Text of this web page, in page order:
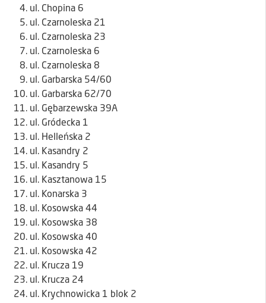
ul. Chopina 6
ul. Czarnoleska 21
ul. Czarnoleska 23
ul. Czarnoleska 6
ul. Czarnoleska 8
ul. Garbarska 54/60
ul. Garbarska 62/70
ul. Gębarzewska 39A
ul. Gródecka 1
ul. Helleńska 2
ul. Kasandry 2
ul. Kasandry 5
ul. Kasztanowa 15
ul. Konarska 3
ul. Kosowska 44
ul. Kosowska 38
ul. Kosowska 40
ul. Kosowska 42
ul. Krucza 19
ul. Krucza 24
ul. Krychnowicka 1 blok 2